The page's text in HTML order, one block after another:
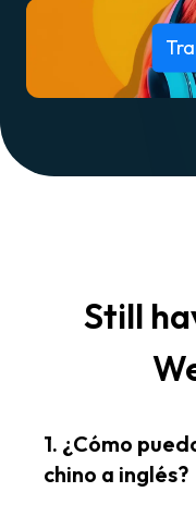
Still
1. ¿Cómo
chino a inglés?